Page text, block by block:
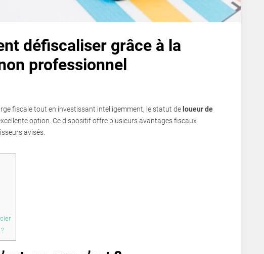
défiscaliser grâce à la
professionnel
fiscale tout en investissant intelligemment, le statut de loueur de
option. Ce dispositif offre plusieurs avantages fiscaux
avisés.